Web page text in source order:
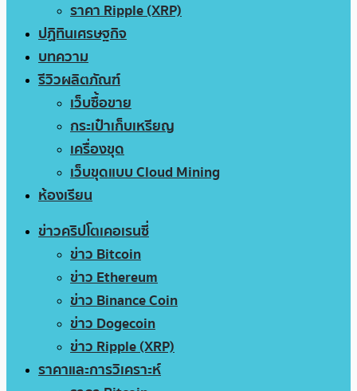
ราคา Ripple (XRP)
ปฏิทินเศรษฐกิจ
บทความ
รีวิวผลิตภัณฑ์
เว็บซื้อขาย
กระเป๋าเก็บเหรียญ
เครื่องขุด
เว็บขุดแบบ Cloud Mining
ห้องเรียน
ข่าวคริปโตเคอเรนซี่
ข่าว Bitcoin
ข่าว Ethereum
ข่าว Binance Coin
ข่าว Dogecoin
ข่าว Ripple (XRP)
ราคาและการวิเคราะห์